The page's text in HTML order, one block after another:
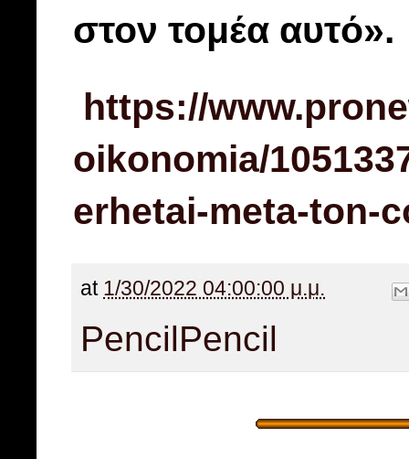
στον τομέα αυτό».
https://
oikonomia/
erhetai-meta-ton-
at 1/30/2022 04:00:00 μ.μ.
PencilPencil